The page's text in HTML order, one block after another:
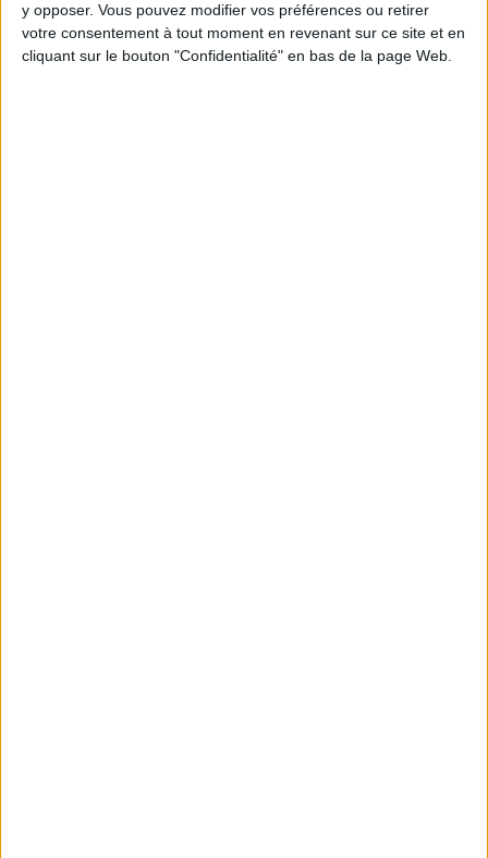
y opposer. Vous pouvez modifier vos préférences ou retirer
votre consentement à tout moment en revenant sur ce site et en
cliquant sur le bouton "Confidentialité" en bas de la page Web.